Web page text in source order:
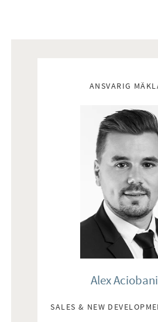
ANSVARIG
Alex
SALES & NEW